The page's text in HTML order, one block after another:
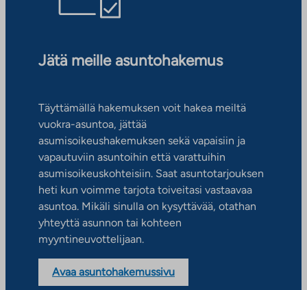
Jätä meille asuntohakemus
Täyttämällä hakemuksen voit hakea meiltä
vuokra-asuntoa, jättää
asumisoikeushakemuksen sekä vapaisiin ja
vapautuviin asuntoihin että varattuihin
asumisoikeuskohteisiin. Saat asuntotarjouksen
heti kun voimme tarjota toiveitasi vastaavaa
asuntoa. Mikäli sinulla on kysyttävää, otathan
yhteyttä asunnon tai kohteen
myyntineuvottelijaan.
Avaa asuntohakemussivu